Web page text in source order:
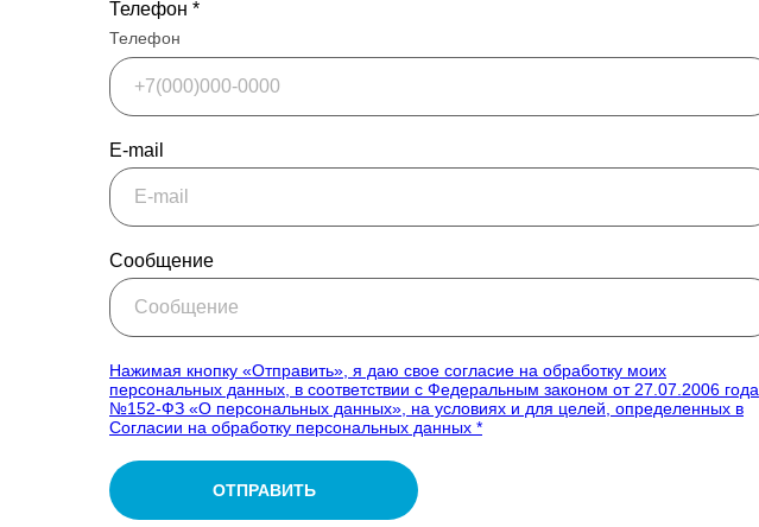
Телефон *
Телефон
E-mail
Сообщение
Нажимая кнопку «Отправить», я даю свое согласие на обработку моих
персональных данных, в соответствии с Федеральным законом от 27.07.2006 года
№152-ФЗ «О персональных данных», на условиях и для целей, определенных в
Согласии на обработку персональных данных *
ОТПРАВИТЬ